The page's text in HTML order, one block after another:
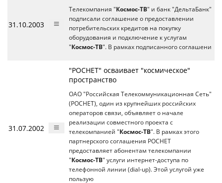
31.10.2003
Телекомпания "Космос-ТВ" и банк "ДельтаБанк"
подписали соглашение о предоставлении
потребительских кредитов на покупку
оборудования и подключение к услугам
"Космос-ТВ". В рамках подписанного соглашени
31.07.2002
"РОСНЕТ" осваивает "космическое"
пространство
ОАО "Российская Телекоммуникационная Сеть"
(РОСНЕТ), один из крупнейших российских
операторов связи, объявляет о начале
реализации совместного проекта с
телекомпанией "Космос-ТВ". В рамках этого
партнерского соглашения РОСНЕТ
предоставляет абонентам телекомпании
"Космос-ТВ" услуги интернет-доступа по
телефонной линии (dial-up). Этой услугой уже
пользую